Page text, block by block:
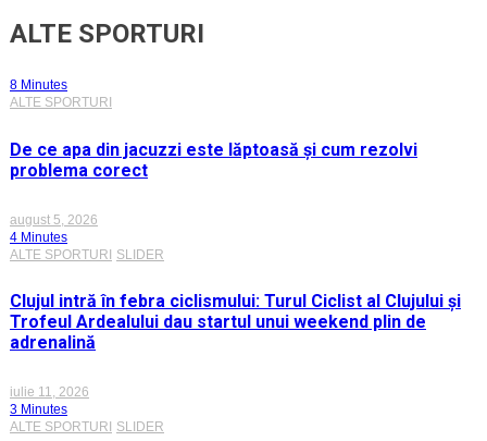
ALTE SPORTURI
8 Minutes
ALTE SPORTURI
De ce apa din jacuzzi este lăptoasă și cum rezolvi
problema corect
august 5, 2026
4 Minutes
ALTE SPORTURI SLIDER
Clujul intră în febra ciclismului: Turul Ciclist al Clujului și
Trofeul Ardealului dau startul unui weekend plin de
adrenalină
iulie 11, 2026
3 Minutes
ALTE SPORTURI
SLIDER